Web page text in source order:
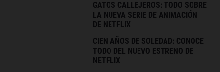
GATOS CALLEJEROS: TODO SOBRE
LA NUEVA SERIE DE ANIMACIÓN
DE NETFLIX
CIEN AÑOS DE SOLEDAD: CONOCE
TODO DEL NUEVO ESTRENO DE
NETFLIX